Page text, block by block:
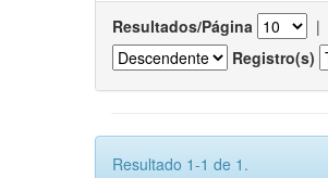
Resultados/Página |
Registro(s)
Resultado 1-1 de 1.